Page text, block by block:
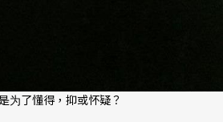
为了懂得，抑或怀疑？